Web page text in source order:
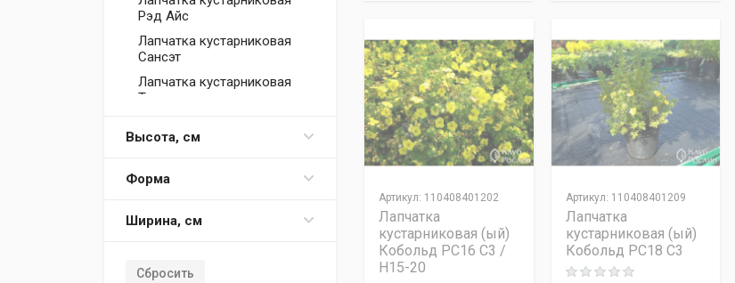
Рэд Айс
Лапчатка кустарниковая
Сансэт
Лапчатка кустарниковая
Танжерин
Хоплейс Оранж
Нуук
Высота, см
Форма
Ширина, см
Сбросить
Артикул: 110408401202
Лапчатка
кустарниковая (ый)
Кобольд PC16 C3 /
H15-20
Артикул: 110408401209
Лапчатка
кустарниковая (ый)
Кобольд PC18 C3
Rating: 0 out of 5